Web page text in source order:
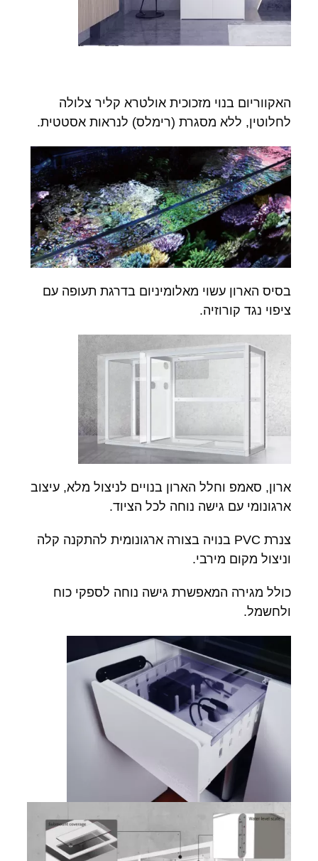
האקווריום בנוי מזכוכית אולטרא קליר צלולה
לחלוטין, ללא מסגרת (רימלס) לנראות אסטטית.
בסיס הארון עשוי מאלומיניום בדרגת תעופה עם
ציפוי נגד קורוזיה.
ארון, סאמפ וחלל הארון בנויים לניצול מלא, עיצוב
ארגונומי עם גישה נוחה לכל הציוד.
צנרת PVC בנויה בצורה ארגונומית להתקנה קלה
וניצול מקום מירבי.
כולל מגירה המאפשרת גישה נוחה לספקי כוח
ולחשמל.